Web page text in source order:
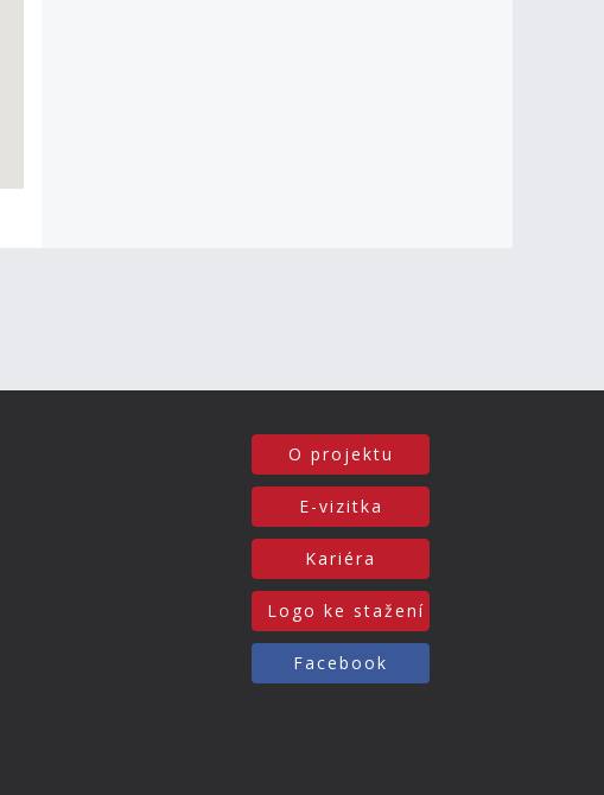
O projektu
E-vizitka
Kariéra
Logo ke stažení
Facebook